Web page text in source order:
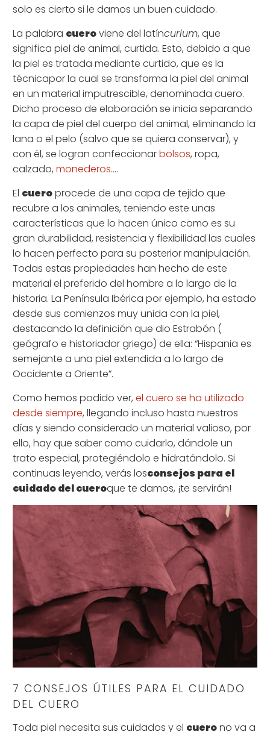
solo es cierto si le damos un buen cuidado.
La palabra cueroviene del latíncurium, que
significa piel de animal, curtida. Esto, debido a que
la piel es tratada mediante curtido, que es la
técnicapor la cual se transforma la piel del animal
en un material imputrescible, denominada cuero.
Dicho proceso de elaboración se inicia separando
la capa de piel del cuerpo del animal, eliminando la
lana o el pelo (salvo que se quiera conservar), y
con él, se logran confeccionarbolsos, ropa,
calzado,monederos….
El cueroprocede de una capa de tejido que
recubre a los animales, teniendo este unas
características que lo hacen único como es su
gran durabilidad, resistencia y flexibilidad las cuales
lo hacen perfecto para su posterior manipulación.
Todas estas propiedades han hecho de este
material el preferido del hombre a lo largo de la
historia. La Península Ibérica por ejemplo, ha estado
desde sus comienzos muy unida con la piel,
destacando la definición que dio Estrabón (
geógrafo e historiador griego) de ella: “Hispania es
semejante a una piel extendida a lo largo de
Occidente a Oriente”.
Como hemos podido ver, el cuero se ha utilizado
desde siempre, llegando incluso hasta nuestros
días y siendo considerado un material valioso, por
ello, hay que saber como cuidarlo, dándole un
trato especial, protegiéndolo e hidratándolo. Si
continuas leyendo, verás losconsejos para el
cuidado del cueroque te damos, ¡te servirán!
7 CONSEJOS ÚTILES PARA EL CUIDADO
DEL CUERO
Toda piel necesita sus cuidados y el cuerono va a